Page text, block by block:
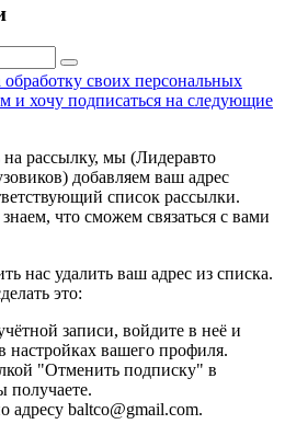
обработку своих персональных
и хочу подписаться на следующие
рассылку, мы (Лидеравто
добавляем ваш адрес
список рассылки.
что сможем связаться с вами
нас удалить ваш адрес из списка.
это:
записи, войдите в неё и
настройках вашего профиля.
"Отменить подписку" в
получаете.
адресу baltco@gmail.com.